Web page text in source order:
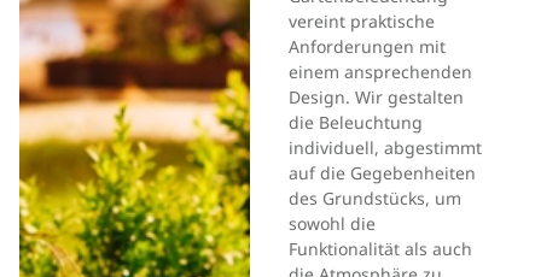
vereint praktische
Anforderungen mit
einem ansprechenden
Design. Wir gestalten
die Beleuchtung
individuell, abgestimmt
auf die Gegebenheiten
des Grundstücks, um
sowohl die
Funktionalität als auch